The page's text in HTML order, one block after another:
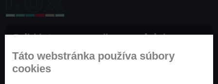
Prihláste sa na odber noviniek
Buďte prvý, kto to vie. Zaregistrujte sa na odber
noviniek ešte dnes
Táto webstránka používa súbory
cookies